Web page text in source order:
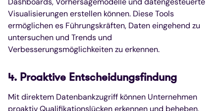
Visualisierungen erstellen können. Diese Tools
ermöglichen es Führungskräften, Daten eingehend zu
untersuchen und Trends und
Verbesserungsmöglichkeiten zu erkennen.
4. Proaktive Entscheidungsfindung
Mit direktem Datenbankzugriff können Unternehmen
proaktiv Qualifikationslücken erkennen und beheben,